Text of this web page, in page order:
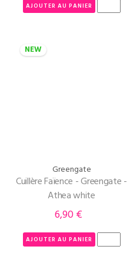
AJOUTER AU PANIER
NEW
Greengate
Cuillère Faïence - Greengate -
Athea white
Prix
6,90 €
AJOUTER AU PANIER